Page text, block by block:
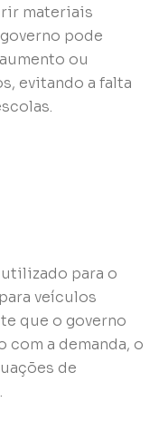
materiais
pode
ou
evitando a falta
para o
veículos
que o governo
a demanda, o
de